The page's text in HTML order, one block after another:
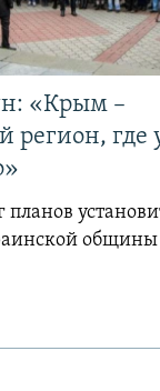
«Крым –
регион, где
планов